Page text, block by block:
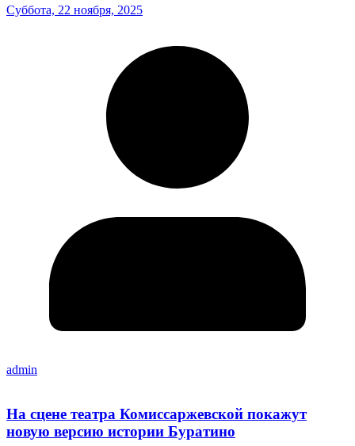
Суббота, 22 ноября, 2025
admin
На сцене театра Комиссаржевской покажут
новую версию истории Буратино